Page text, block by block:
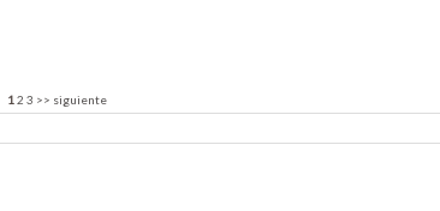
1 2 3 >> siguiente